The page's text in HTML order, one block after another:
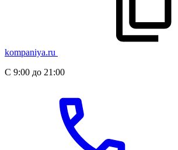
kompaniya.ru
С 9:00 до 21:00